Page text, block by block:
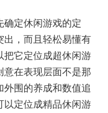
确定休闲游戏的定
出，而且轻松易懂有
把它定位成超休闲游
意在表现层面不是那
围的养成和数值追
以定位成精品休闲游